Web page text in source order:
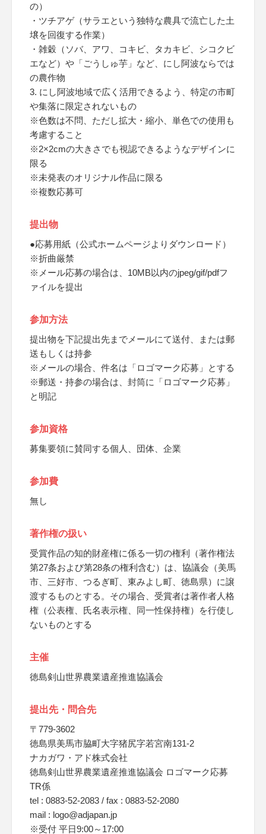
の）
・ツチアゲ（サラエという独特な農具で流亡した土
壌を回復する作業）
・雑穀（ソバ、アワ、コキビ、タカキビ、シコクビ
エなど）や「ごうしゅ芋」など、にし阿波ならでは
の農作物
3. にし阿波地域で広く活用できるよう、特定の市町
や集落に限定されないもの
※色数は不問、ただし拡大・縮小、単色での使用も
考慮すること
※2×2cmの大きさでも視認できるようなデザインに
限る
※未発表のオリジナル作品に限る
※複数応募可
提出物
●応募用紙（公式ホームページよりダウンロード）
※折曲厳禁
※メール応募の場合は、10MB以内のjpeg/gif/pdfフ
ァイルを提出
参加方法
提出物を下記提出先までメールにて送付、または郵
送もしくは持参
※メールの場合、件名は「ロゴマーク応募」とする
※郵送・持参の場合は、封筒に「ロゴマーク応募」
と明記
参加資格
募集要領に賛同する個人、団体、企業
参加費
無し
著作権の扱い
受賞作品の知的財産権に係る一切の権利（著作権法
第27条および第28条の権利含む）は、協議会（美馬
市、三好市、つるぎ町、東みよし町、徳島県）に譲
渡するものとする。その場合、受賞者は著作者人格
権（公表権、氏名表示権、同一性保持権）を行使し
ないものとする
主催
徳島剣山世界農業遺産推進協議会
提出先・問合先
〒779-3602
徳島県美馬市脇町大字猪尻字若宮南131-2
ナカガワ・アド株式会社
徳島剣山世界農業遺産推進協議会 ロゴマーク応募
TR係
tel : 0883-52-2083 / fax : 0883-52-2080
mail : logo@adjapan.jp
※受付 平日9:00～17:00